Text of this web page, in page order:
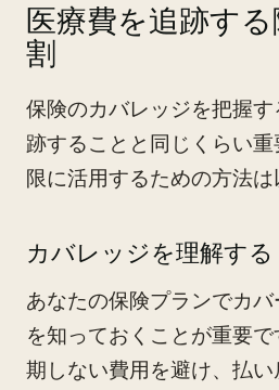
医療費を追跡す
割
保険のカバレッジを把握
跡することと同じくらい
限に活用するための方法は
カバレッジを理解する
あなたの保険プランでカ
を知っておくことが重要
期しない費用を避け、払